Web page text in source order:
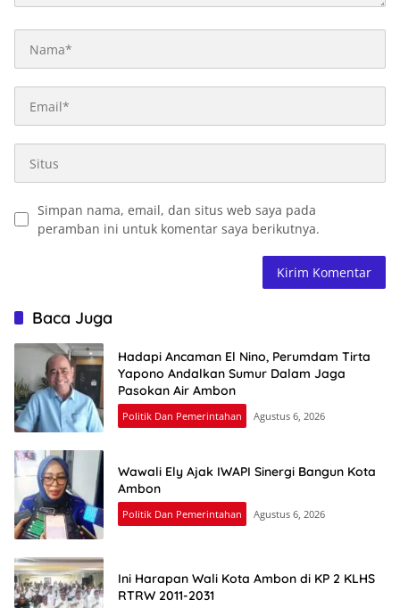
Simpan nama, email, dan situs web saya pada
peramban ini untuk komentar saya berikutnya.
Baca Juga
Hadapi Ancaman El Nino, Perumdam Tirta
Yapono Andalkan Sumur Dalam Jaga
Pasokan Air Ambon
Politik Dan Pemerintahan Agustus 6, 2026
Wawali Ely Ajak IWAPI Sinergi Bangun Kota
Ambon
Politik Dan Pemerintahan Agustus 6, 2026
Ini Harapan Wali Kota Ambon di KP 2 KLHS
RTRW 2011-2031